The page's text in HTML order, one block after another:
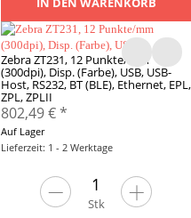
Zebra ZT231, 12 Punkte/mm
(300dpi), Disp. (Farbe), USB, USB-
Host, RS232, BT (BLE), Ethernet, EPL,
ZPL, ZPLII
802,49 €*
Auf Lager
Lieferzeit: 1 - 2 Werktage
Stk